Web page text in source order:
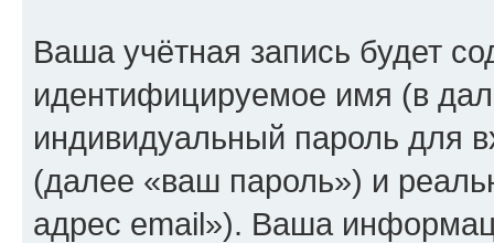
Ваша учётная запись будет
идентифицируемое имя (в
индивидуальный пароль для
(далее «ваш пароль») и
адрес email»). Ваша